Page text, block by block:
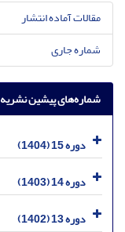
مقالات آماده انتشار
شماره جاری
شماره‌های پیشین نشریه
دوره 15 (1404)
دوره 14 (1403)
دوره 13 (1402)